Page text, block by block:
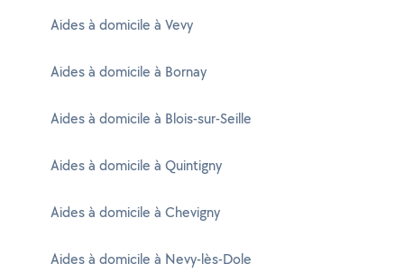
Aides à domicile à Vevy
Aides à domicile à Bornay
Aides à domicile à Blois-sur-Seille
Aides à domicile à Quintigny
Aides à domicile à Chevigny
Aides à domicile à Nevy-lès-Dole